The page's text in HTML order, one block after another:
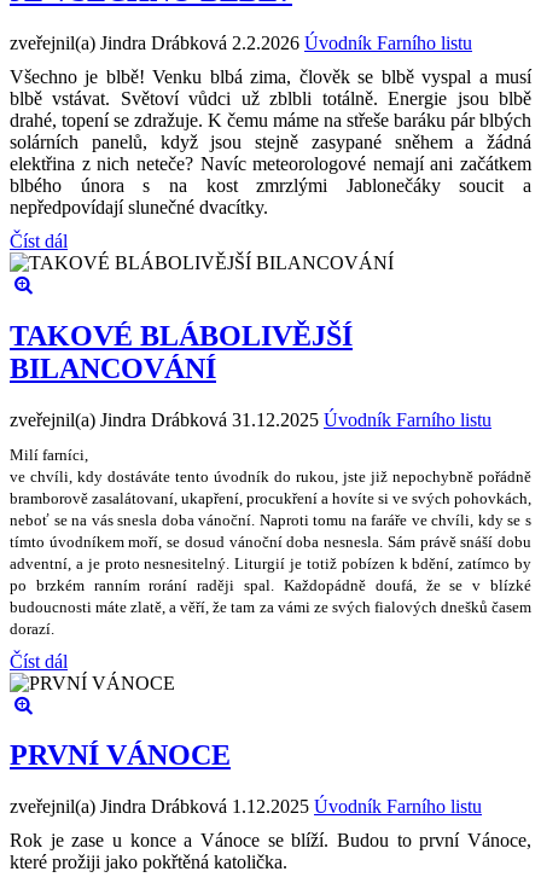
zveřejnil(a) Jindra Drábková 2.2.2026 Úvodník Farního listu
Všechno je blbě! Venku blbá zima, člověk se blbě vyspal a musí
blbě vstávat. Světoví vůdci už zblbli totálně. Energie jsou blbě
drahé, topení se zdražuje. K čemu máme na střeše baráku pár blbých
solárních panelů, když jsou stejně zasypané sněhem a žádná
elektřina z nich neteče? Navíc meteorologové nemají ani začátkem
blbého února s na kost zmrzlými Jablonečáky soucit a
nepředpovídají slunečné dvacítky.
Číst dál
TAKOVÉ BLÁBOLIVĚJŠÍ
BILANCOVÁNÍ
zveřejnil(a) Jindra Drábková 31.12.2025 Úvodník Farního listu
Milí farníci,
ve chvíli, kdy dostáváte tento úvodník do rukou, jste již nepochybně pořádně
bramborově zasalátovaní, ukapření, procukření a hovíte si ve svých pohovkách,
neboť se na vás snesla doba vánoční. Naproti tomu na faráře ve chvíli, kdy se s
tímto úvodníkem moří, se dosud vánoční doba nesnesla. Sám právěsnáší dobu
adventní, a je proto nesnesitelný . Liturgií je totiž pobízen k bdění, zatímco by
po brzkém ranním rorání raději spal. Každopádně doufá, že se v blízké
budoucnosti máte zlatě , a věří,že tam za vámi ze svých fialových dnešků časem
dorazí.
Číst dál
PRVNÍ VÁNOCE
zveřejnil(a) Jindra Drábková 1.12.2025 Úvodník Farního listu
Rok je zase u konce a Vánoce se blíží. Budou to první Vánoce,
které prožiji jako pokřtěná katolička.